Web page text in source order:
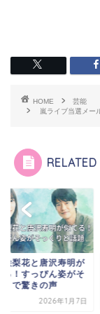
HOME
芸能
嵐ライブ当選メー
絵梨花と唐沢寿明が
る！すっぴん姿がそ
りで驚きの声
2026年1月7日